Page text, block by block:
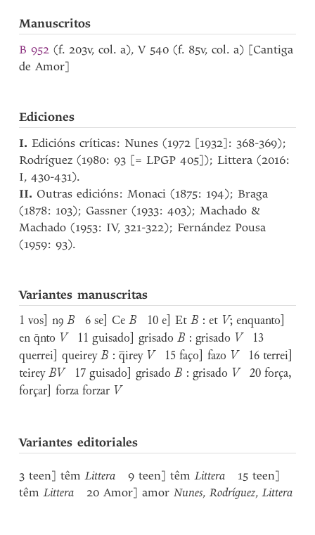
Manuscritos
B 952 (f. 203v, col. a), V 540 (f. 85v, col. a) [Cantiga
de Amor]
Ediciones
I.Edicións críticas: Nunes (1972 [1932]: 368-369);
Rodríguez (1980: 93 [= LPGP 405]); Littera (2016:
I, 430-431).
II. Outras edicións: Monaci (1875: 194); Braga
(1878: 103); Gassner (1933: 403); Machado &
Machado (1953: IV, 321-322); Fernández Pousa
(1959: 93).
Variantes manuscritas
1 vos] nꝯB 6 se] CeB 10 e] EtB : et V; enquanto]
en q̄nto V 11 guisado] grisadoB : grisado V 13
querrei] queireyB : q̅irey V 15 faço] fazo V 16 terrei]
teireyBV 17 guisado] grisadoB : grisado V 20 força,
forçar] forza forzar V
Variantes editoriales
3 teen] têmLittera 9 teen] têmLittera 15 teen]
têmLittera 20 Amor] amorNunes,Rodríguez,Littera